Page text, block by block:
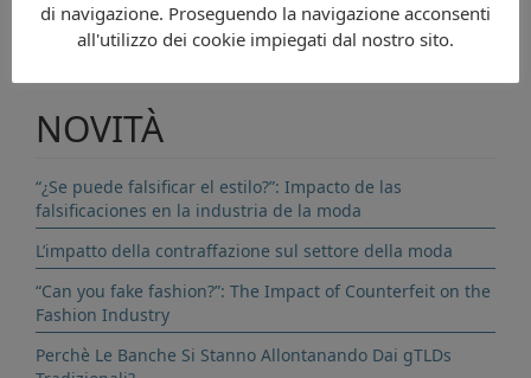
CONTATTI
NOVITÀ
“¿Se puede falsificar el estilo?”: Impacto de las
falsificaciones en la industria de la moda
L’impatto della contraffazione sul settore della moda
“Can you fake fashion?”: The Impact of Counterfeit on the
Fashion Industry
Perchè Le Banche Si Stanno Allontanando Dai gTLDs
di navigazione. Proseguendo la navigazione acconsenti
all'utilizzo dei cookie impiegati dal nostro sito.